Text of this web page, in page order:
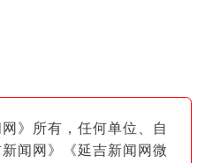
所有，任何单位、自
闻网》《延吉新闻网微